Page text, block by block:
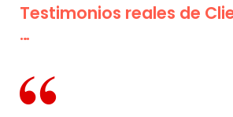
Testimonios reales de
…